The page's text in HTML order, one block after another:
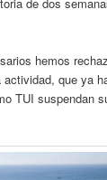
hemos
que ya
TUI suspendan